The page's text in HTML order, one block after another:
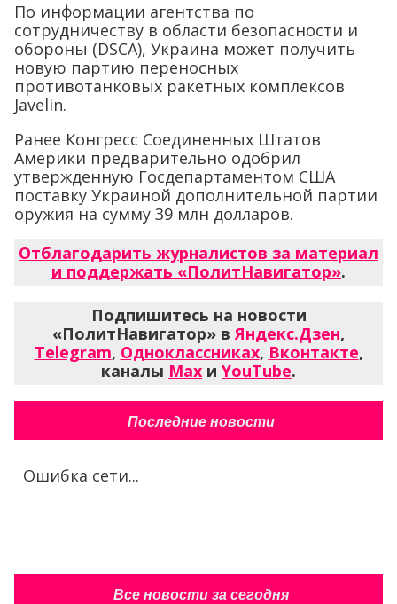
По информации агентства по
сотрудничеству в области безопасности и
обороны (DSCA), Украина может получить
новую партию переносных
противотанковых ракетных комплексов
Javelin.
Ранее Конгресс Соединенных Штатов
Америки предварительно одобрил
утвержденную Госдепартаментом США
поставку Украиной дополнительной партии
оружия на сумму 39 млн долларов.
Отблагодарить журналистов за материал
и поддержать «ПолитНавигатор».
Подпишитесь на новости
«ПолитНавигатор» вЯндекс.Дзен,
Telegram, Одноклассниках, Вконтакте,
каналы Max и YouTube.
Последние новости
Ошибка сети...
Все новости за сегодня